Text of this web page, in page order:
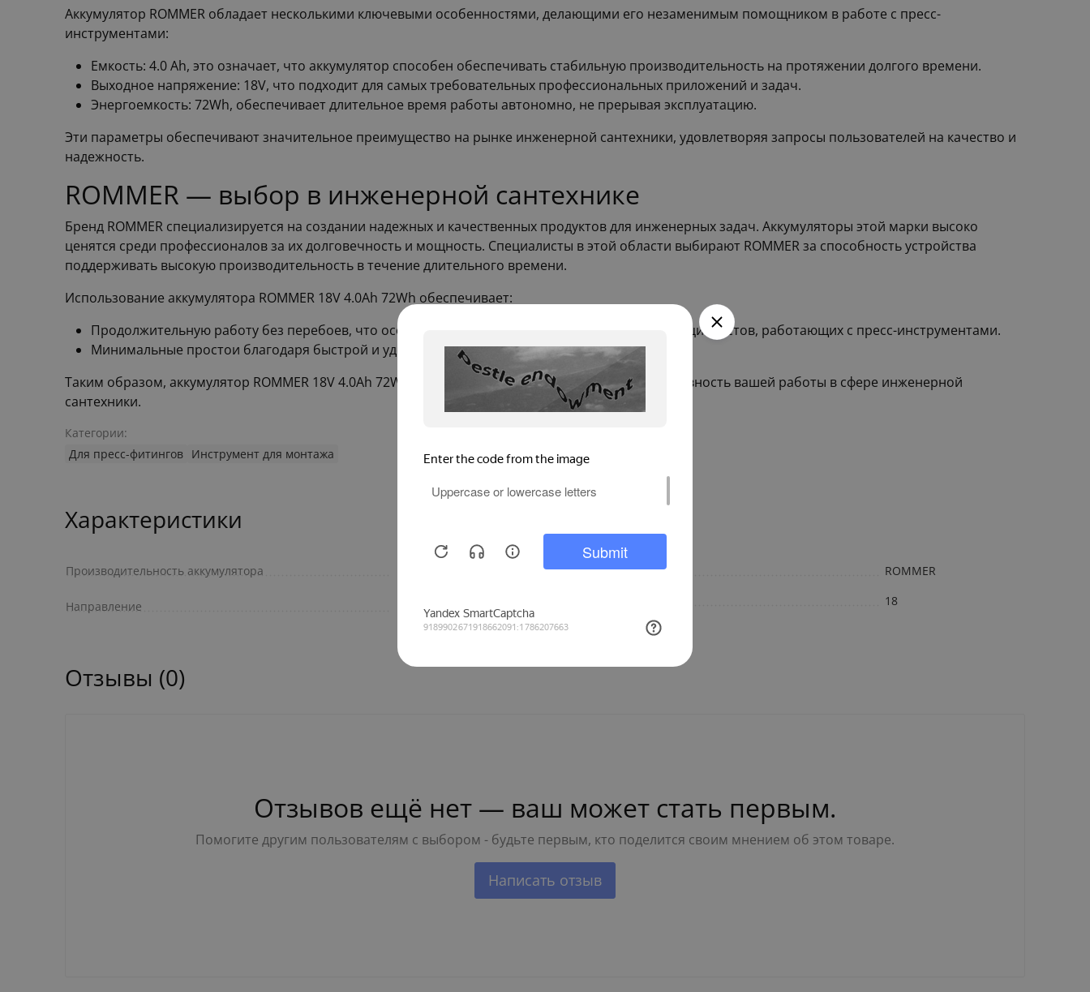
Аккумулятор ROMMER обладает несколькими ключевыми особенностями, делающими его незаменимым помощником в работе с пресс-
инструментами:
Емкость: 4.0 Ah, это означает, что аккумулятор способен обеспечивать стабильную производительность на протяжении долгого времени.
Выходное напряжение: 18V, что подходит для самых требовательных профессиональных приложений и задач.
Энергоемкость: 72Wh, обеспечивает длительное время работы автономно, не прерывая эксплуатацию.
Эти параметры обеспечивают значительное преимущество на рынке инженерной сантехники, удовлетворяя запросы пользователей на качество и
надежность.
ROMMER — выбор в инженерной сантехнике
Бренд ROMMER специализируется на создании надежных и качественных продуктов для инженерных задач. Аккумуляторы этой марки высоко
ценятся среди профессионалов за их долговечность и мощность. Специалисты в этой области выбирают ROMMER за способность устройства
поддерживать высокую производительность в течение длительного времени.
Использование аккумулятора ROMMER 18V 4.0Ah 72Wh обеспечивает:
Продолжительную работу без перебоев, что особенно важно для производственников и специалистов, работающих с пресс-инструментами.
Минимальные простои благодаря быстрой и удобной зарядке аккумулятора.
Таким образом, аккумулятор ROMMER 18V 4.0Ah 72Wh — это инвестиция в надежность и эффективность вашей работы в сфере инженерной
сантехники.
Категории:
Для пресс-фитингов Инструмент для монтажа
Характеристики
Производительность аккумулятора
Направление
сантехника
Бренд
ROMMER
18
Отзывы (0)
Отзывов ещё нет — ваш может стать первым.
Помогите другим пользователям с выбором - будьте первым, кто поделится своим мнением об этом товаре.
Написать отзыв